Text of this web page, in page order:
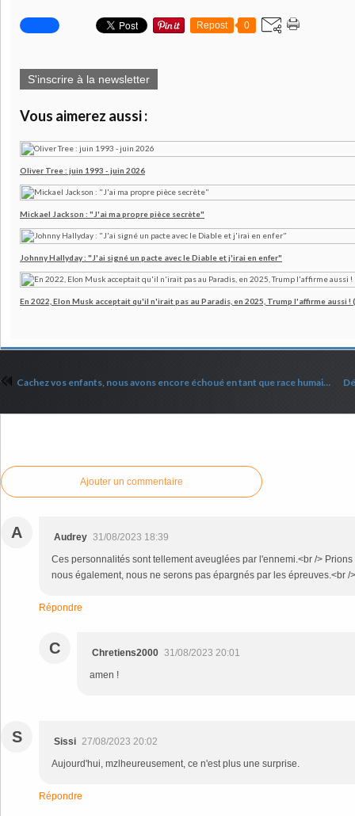
Repost 0
S'inscrire à la newsletter
Vous aimerez aussi :
Oliver Tree : juin 1993 - juin 2026
Mickael Jackson : "J'ai ma propre pièce secrète"
Johnny Hallyday : "J'ai signé un pacte avec le Diable et j'irai en enfer"
En 2022, Elon Musk acceptait qu'il n'irait pas au Paradis, en 2025, Trump l'affirme aussi !
Cachez vos enfants, nous avons encore échoué en tant que race humaine : Des jeux sexuels pour les enfants dans des garderies allemandes !
Ajouter un commentaire
A Audrey 31/08/2023 18:39
Ces personnalités sont tellement aveuglées par l'ennemi.<br />
nous également, nous ne serons pas épargnés par les épreuves.<br /
Répondre
C Chretiens2000 31/08/2023 20:01
amen !
S Sissi 27/08/2023 20:02
Aujourd'hui, mzlheureusement, ce n'est plus une surprise.
Répondre